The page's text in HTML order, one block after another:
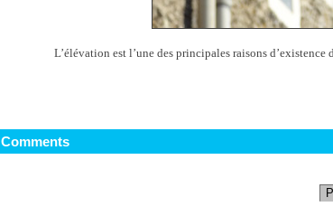
L’élévation est l’une des principales raisons d’existence
Comments